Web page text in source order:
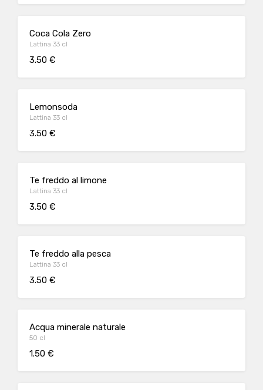
Coca Cola Zero
Lattina 33 cl
3.50 €
Lemonsoda
Lattina 33 cl
3.50 €
Te freddo al limone
Lattina 33 cl
3.50 €
Te freddo alla pesca
Lattina 33 cl
3.50 €
Acqua minerale naturale
50 cl
1.50 €